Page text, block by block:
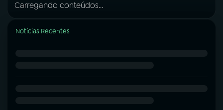
Carregando conteúdos...
Notícias Recentes